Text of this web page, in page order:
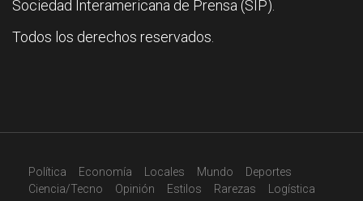
Sociedad Interamericana de Prensa (SIP).
Todos los derechos reservados.
Política Economía Locales Mundo
Deportes
Ciencia/Tecno
Opinión Estilos Rarezas Logística